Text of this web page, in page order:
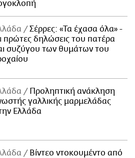
Σέρρες: «Τα έχασα όλα» -
πρώτες δηλώσεις του πατέρα
συζύγου των θυμάτων του
Προληπτική ανάκληση
γαλλικής μαρμελάδας
Ελλάδα
Βίντεο ντοκουμέντο από